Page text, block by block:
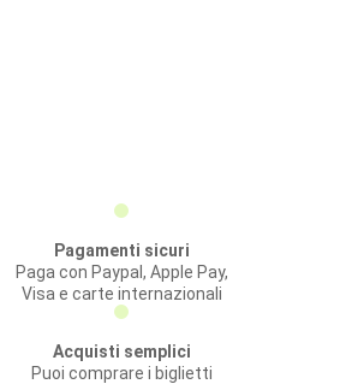
Pagamenti sicuri
Paga con Paypal, Apple Pay,
Visa e carte internazionali
Acquisti semplici
Puoi comprare i biglietti